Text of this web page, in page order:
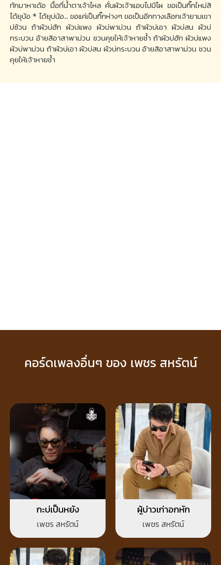
ทักมาหาเด้อ มื้อที่น้ำตาเจ้าไหล คั่นผัวเจ้าแอบไปมีไผ ขอเป็นกิ๊กใหม่สิ
ได้ยุบ้อ * ได้ยุบ่น้อ.. ขอแค่เป็นกิ๊กห่างๆ ขอเป็นอีกทางเลือกเจ้ายามเขา
บ่ซ้วน ถ้าผัวบ่ฮัก ผัวบ่แพง ผัวบ่พาม่วน ถ้าผัวบ่เอา ผัวบ่สน ผัวบ่
กระบวน อ้ายสิอาสาพาม่วน ชวนคุยให้เจ้าหายช้ำ ถ้าผัวบ่ฮัก ผัวบ่แพง
ผัวบ่พาม่วน ถ้าผัวบ่เอา ผัวบ่สน ผัวบ่กระบวน อ้ายสิอาสาพาม่วน ชวน
คุยให้เจ้าหายช้ำ
คอร์ดเพลงอื่นๆ ของ เพชร สหรัตน์
กะบ่เป็นหยัง
เพชร สหรัตน์
ผู้บ่าวเก่าอกหัก
เพชร สหรัตน์